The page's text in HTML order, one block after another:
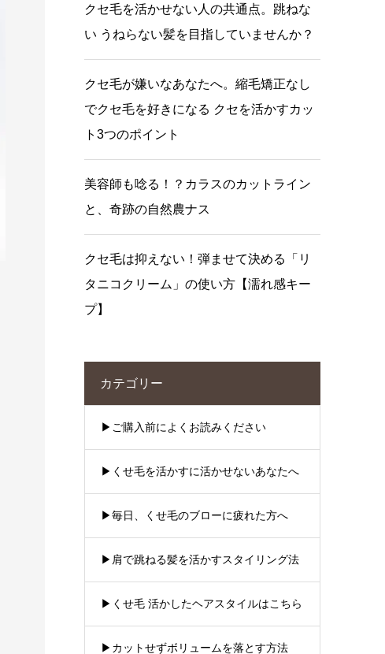
クセ毛を活かせない人の共通点。跳ねな
い うねらない髪を目指していませんか？
クセ毛が嫌いなあなたへ。縮毛矯正なし
でクセ毛を好きになる クセを活かすカッ
ト3つのポイント
美容師も唸る！？カラスのカットライン
と、奇跡の自然農ナス
クセ毛は抑えない！弾ませて決める「リ
タニコクリーム」の使い方【濡れ感キー
プ】
カテゴリー
▶︎ご購入前によくお読みください
▶︎くせ毛を活かすに活かせないあなたへ
▶︎毎日、くせ毛のブローに疲れた方へ
▶︎肩で跳ねる髪を活かすスタイリング法
▶︎くせ毛 活かしたヘアスタイルはこちら
▶︎カットせずボリュームを落とす方法